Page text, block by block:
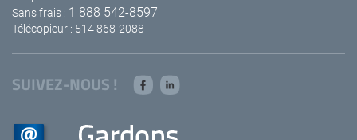
Sans frais : 1 888 542-8597
Télécopieur : 514 868-2088
SUIVEZ-NOUS !